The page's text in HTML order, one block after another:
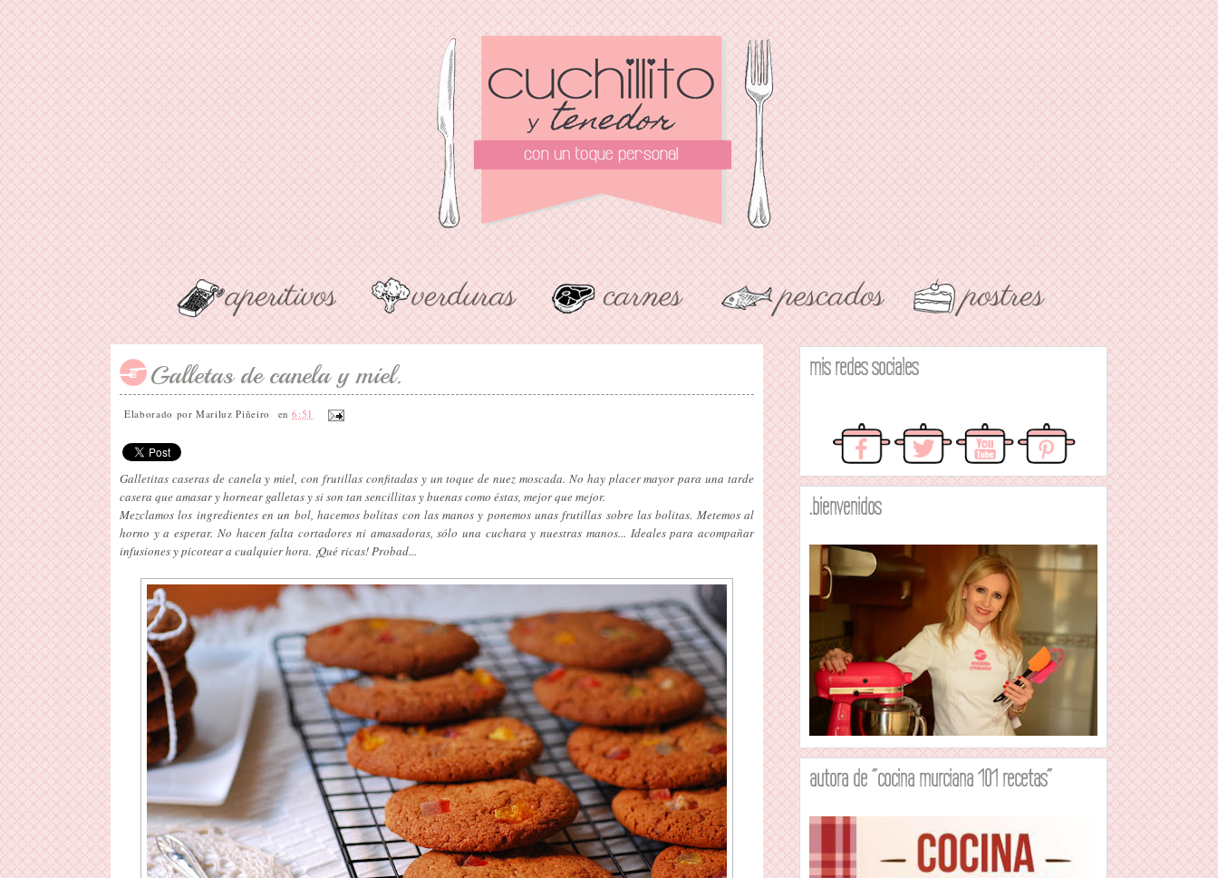
Galletas de canela y miel.
Elaborado porMariluz Piñeiro en6:51
Galletitas caseras de canela y miel, con frutillas confitadas y un toque de nuez moscada. No hay placer mayor para una tarde
casera que amasar y hornear galletas y si son tan sencillitas y buenas como éstas, mejor que mejor.
Mezclamos los ingredientes en un bol, hacemos bolitas con las manos y ponemos unas frutillas sobre las bolitas. Metemos al
horno y a esperar. No hacen falta cortadores ni amasadoras, sólo una cuchara y nuestras manos... Ideales para acompañar
infusiones y picotear a cualquier hora. ¡Qué ricas! Probad...
mis redes sociales
.bienvenidos
autora de "cocina murciana 101 recetas"